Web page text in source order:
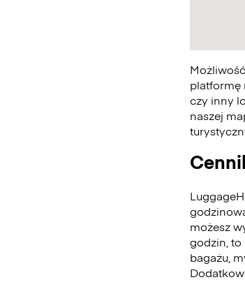
platformę
czy inny
naszej
możesz
godzin, to
bagażu,